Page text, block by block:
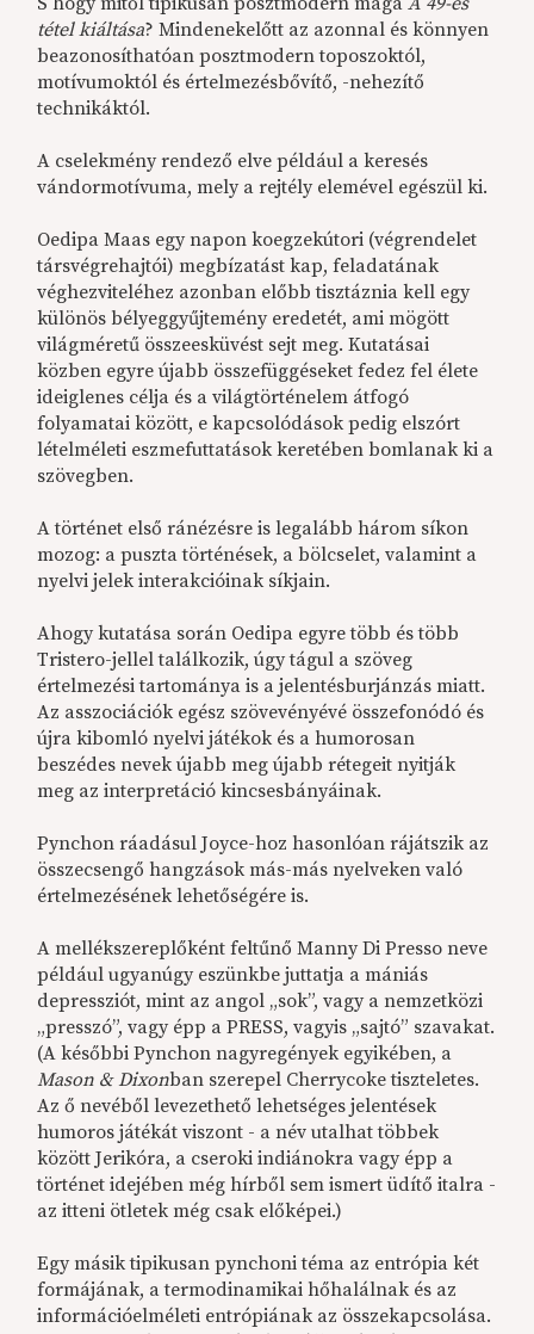
tétel kiáltása? Mindenekelőtt az azonnal és könnyen
beazonosíthatóan posztmodern toposzoktól,
motívumoktól és értelmezésbővítő, -nehezítő
technikáktól.
A cselekmény rendező elve például a keresés
vándormotívuma, mely a rejtély elemével egészül ki.
Oedipa Maas egy napon koegzekútori (végrendelet
társvégrehajtói) megbízatást kap, feladatának
véghezviteléhez azonban előbb tisztáznia kell egy
különös bélyeggyűjtemény eredetét, ami mögött
világméretű összeesküvést sejt meg. Kutatásai
közben egyre újabb összefüggéseket fedez fel élete
ideiglenes célja és a világtörténelem átfogó
folyamatai között, e kapcsolódások pedig elszórt
lételméleti eszmefuttatások keretében bomlanak ki a
szövegben.
A történet első ránézésre is legalább három síkon
mozog: a puszta történések, a bölcselet, valamint a
nyelvi jelek interakcióinak síkjain.
Ahogy kutatása során Oedipa egyre több és több
Tristero-jellel találkozik, úgy tágul a szöveg
értelmezési tartománya is a jelentésburjánzás miatt.
Az asszociációk egész szövevényévé összefonódó és
újra kibomló nyelvi játékok és a humorosan
beszédes nevek újabb meg újabb rétegeit nyitják
meg az interpretáció kincsesbányáinak.
Pynchon ráadásul Joyce-hoz hasonlóan rájátszik az
összecsengő hangzások más-más nyelveken való
értelmezésének lehetőségére is.
A mellékszereplőként feltűnő Manny Di Presso neve
például ugyanúgy eszünkbe juttatja a mániás
depressziót, mint az angol „sok”, vagy a nemzetközi
„presszó”, vagy épp a PRESS, vagyis „sajtó” szavakat.
(A későbbi Pynchon nagyregények egyikében, a
Mason & Dixonban szerepel Cherrycoke tiszteletes.
Az ő nevéből levezethető lehetséges jelentések
humoros játékát viszont - a név utalhat többek
között Jerikóra, a cseroki indiánokra vagy épp a
történet idejében még hírből sem ismert üdítő italra -
az itteni ötletek még csak előképei.)
Egy másik tipikusan pynchoni téma az entrópia két
formájának, a termodinamikai hőhalálnak és az
információelméleti entrópiának az összekapcsolása.